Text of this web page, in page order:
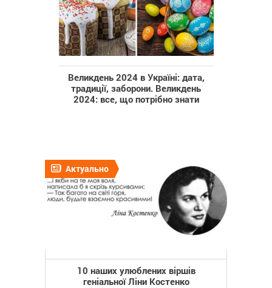
Великдень 2024 в Україні: дата,
традиції, заборони. Великдень
2024: все, що потрібно знати
Актуально
10 наших улюблених віршів
геніальної Ліни Костенко